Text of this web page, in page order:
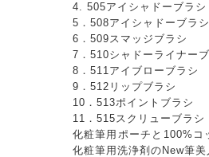
4. 505アイシャドーブラシ
5．508アイシャドーブラシ
6．509スマッジブラシ
7．510シャドーライナー
8．511アイブローブラシ
9．512リップブラシ
10．513ポイントブラシ
11．515スクリューブラシ
化粧筆用ポーチと100%
化粧筆用洗浄剤のNew筆美